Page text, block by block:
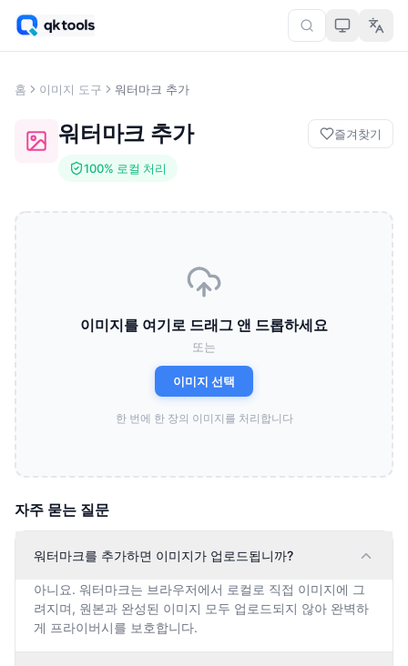
홈 이미지 도구 워터마크 추가
워터마크 추가
100% 로컬 처리
즐겨찾기
이미지를 여기로 드래그 앤 드롭하세요
또는
이미지 선택
한 번에 한 장의 이미지를 처리합니다
자주 묻는 질문
워터마크를 추가하면 이미지가 업로드됩니까?
아니요. 워터마크는 브라우저에서 로컬로 직접 이미지에 그
려지며, 원본과 완성된 이미지 모두 업로드되지 않아 완벽하
게 프라이버시를 보호합니다.